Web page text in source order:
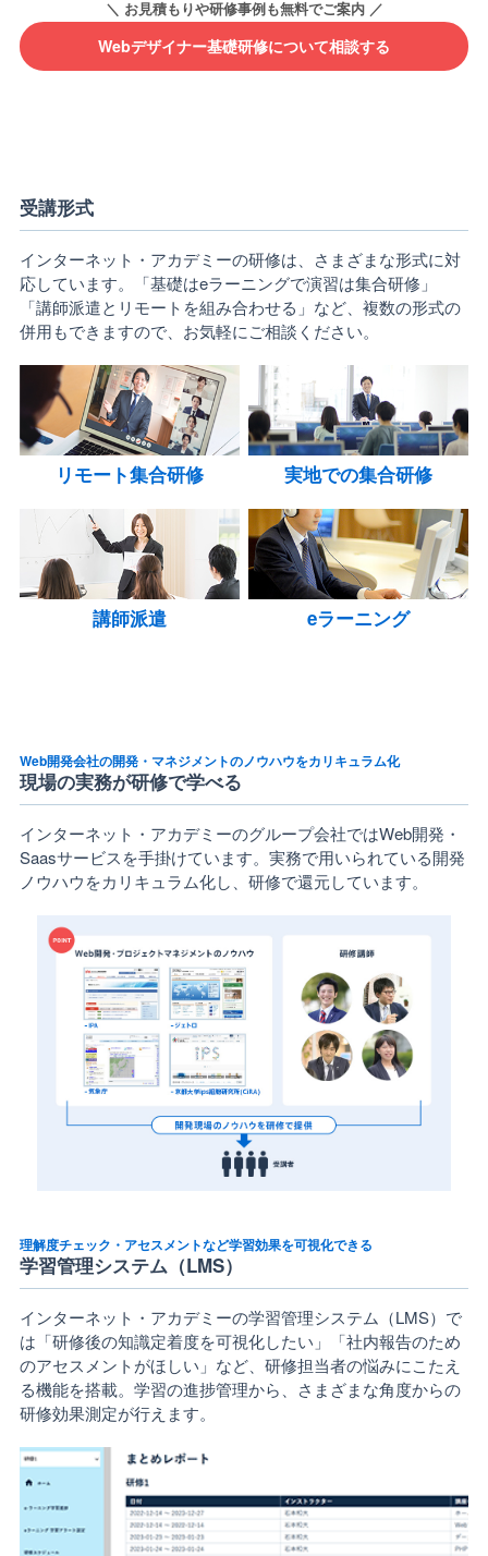
Webデザイナー基礎研修について相談する
受講形式
インターネット・アカデミーの研修は、さまざまな形式に対
応しています。「基礎はeラーニングで演習は集合研修」
「講師派遣とリモートを組み合わせる」など、複数の形式の
併用もできますので、お気軽にご相談ください。
リモート集合研修 実地での集合研修
講師派遣 eラーニング
Web開発会社の開発・マネジメントのノウハウをカリキュラム化
現場の実務が研修で学べる
インターネット・アカデミーのグループ会社ではWeb開発・
Saasサービスを手掛けています。実務で用いられている開発
ノウハウをカリキュラム化し、研修で還元しています。
理解度チェック・アセスメントなど学習効果を可視化できる
学習管理システム（LMS）
インターネット・アカデミーの学習管理システム（LMS）で
は「研修後の知識定着度を可視化したい」「社内報告のため
のアセスメントがほしい」など、研修担当者の悩みにこたえ
る機能を搭載。学習の進捗管理から、さまざまな角度からの
研修効果測定が行えます。